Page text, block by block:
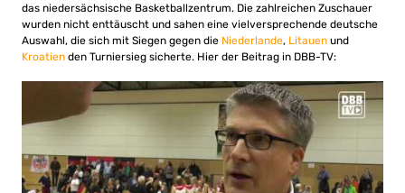
das niedersächsische Basketballzentrum. Die zahlreichen Zuschauer
wurden nicht enttäuscht und sahen eine vielversprechende deutsche
Auswahl, die sich mit Siegen gegen die Niederlande, Litauen und
Kroatien den Turniersieg sicherte. Hier der Beitrag in DBB-TV: